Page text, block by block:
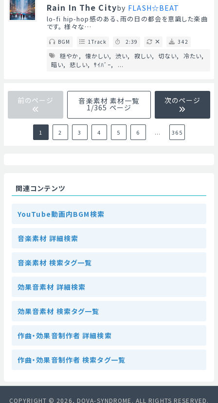
Rain In The Cityby FLASH☆BEAT
lo-fi hip-hop感のある、雨の日の都会を意識した楽曲
です。 様々な…
BGM 1Track 2:39 342
穏やか 懐かしい 渋い 寂しい 切ない
冷たい
暗い
悲しい ｻｲﾊﾞｰ ...
前のページ 音楽素材 素材一覧
1/365 ページ
次のページ
1 2 3 4 5 6 ... 365
関連コンテンツ
YouTube動画内BGM検索
音楽素材 詳細検索
音楽素材 検索タグ一覧
効果音素材 詳細検索
効果音素材 検索タグ一覧
作曲・効果音制作者 詳細検索
作曲・効果音制作者 検索タグ一覧
COPYRIGHT © 2026, DOVA-SYNDROME. ALL RIGHTS RESERVED.